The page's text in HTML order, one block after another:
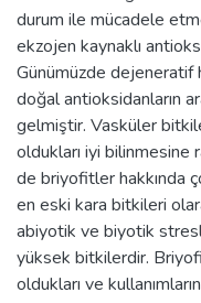
durum ile mücadele
ekzojen kaynaklı
Günümüzde dejeneratif
doğal antioksidanların
gelmiştir. Vasküler
oldukları iyi bilinmesine
de briyofitler hakkında
en eski kara bitkileri
abiyotik ve biyotik
yüksek bitkilerdir.
oldukları ve